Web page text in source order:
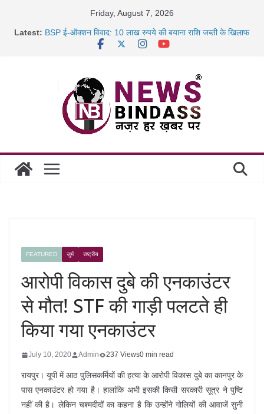
Friday, August 7, 2026
Latest: BSP ई-ऑक्शन विवाद: 10 लाख रुपये की बयाना राशि जब्ती के खिलाफ
साइबर ठगी पर दुर्ग पुलिस का बड़ा एक्शन: 13 म्यूल बैंक खाताधारक
गिरफ्तार
FEATURED जुर्म राष्ट्रीय
आरोपी विकास दुबे की एनकाउंटर
से मौत! STF की गाड़ी पलटते ही
किया गया एनकाउंटर
July 10, 2020 Admin 237 Views0 min read
रायपुर। यूपी में आठ पुलिसकर्मियों की हत्या के आरोपी विकास दुबे का कानपुर के
पास एनकाउंटर हो गया है। हालांकि अभी इसकी किसी सरकारी सूत्र ने पुष्टि
नहीं की है। लेकिन चश्मदीदों का कहना है कि उन्होंने गोलियों की आवाजें सुनी